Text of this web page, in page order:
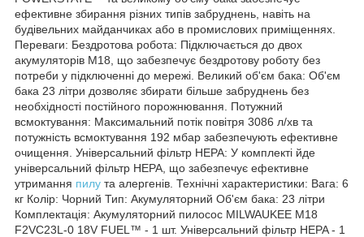
ефективне збирання різних типів забруднень, навіть на
будівельних майданчиках або в промислових приміщеннях.
Переваги: Бездротова робота: Підключається до двох
акумуляторів M18, що забезпечує бездротову роботу без
потреби у підключенні до мережі. Великий об'єм бака: Об'єм
бака 23 літри дозволяє збирати більше забруднень без
необхідності постійного порожнювання. Потужний
всмоктування: Максимальний потік повітря 3086 л/хв та
потужність всмоктування 192 мбар забезпечують ефективне
очищення. Універсальний фільтр HEPA: У комплекті йде
універсальний фільтр HEPA, що забезпечує ефективне
утримання пилу та алергенів. Технічні характеристики: Вага: 6
кг Колір: Чорний Тип: Акумуляторний Об'єм бака: 23 літри
Комплектація: Акумуляторний пилосос MILWAUKEE M18
F2VC23L-0 18V FUEL™ - 1 шт. Універсальний фільтр HEPA - 1